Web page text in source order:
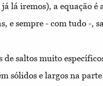
lá iremos), a equação é
e sempre - com tudo -,
de saltos muito
sólidos e largos na